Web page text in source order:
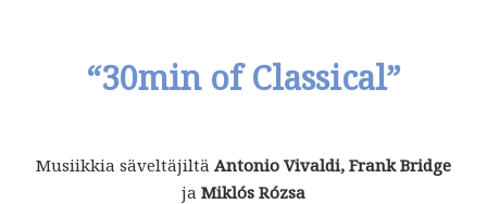
“30min of Classical”
Musiikkia säveltäjiltä Antonio Vivaldi, Frank Bridge
ja Miklós Rózsa